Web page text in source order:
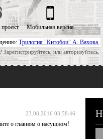
Трилогия "Китобои" А. Вахова.
Зарегистрируйтесь, или авторизуйтесь.
Мобильная версия
23.08.2016 03:58:46
о главном о насущном!